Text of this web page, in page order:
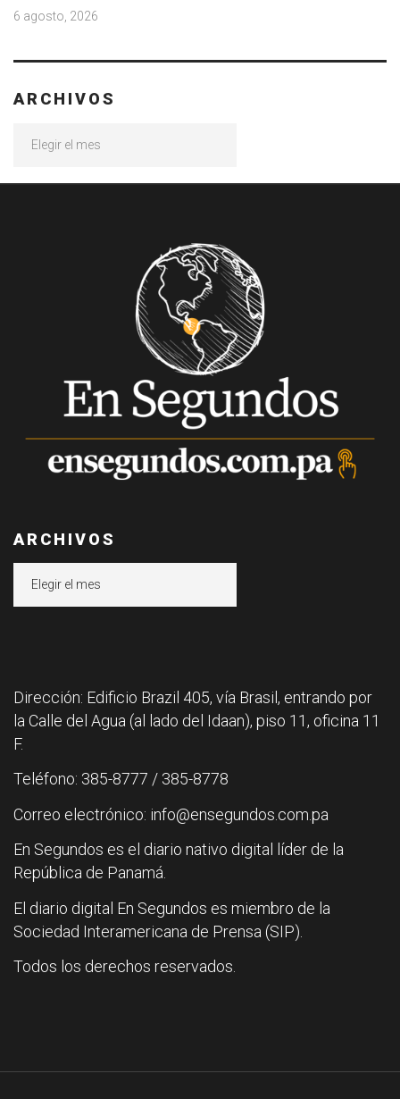
6 agosto, 2026
ARCHIVOS
ARCHIVOS
Dirección: Edificio Brazil 405, vía Brasil, entrando por
la Calle del Agua (al lado del Idaan), piso 11, oficina 11
F.
Teléfono: 385-8777 / 385-8778
Correo electrónico: info@ensegundos.com.pa
En Segundos es el diario nativo digital líder de la
República de Panamá.
El diario digital En Segundos es miembro de la
Sociedad Interamericana de Prensa (SIP).
Todos los derechos reservados.